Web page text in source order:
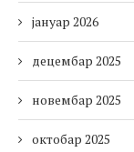
јануар 2026
децембар 2025
новембар 2025
октобар 2025